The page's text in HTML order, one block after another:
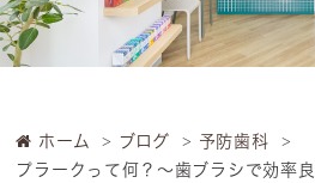
ホーム ブログ
予防歯科
プラークって何？〜歯ブラシで効率